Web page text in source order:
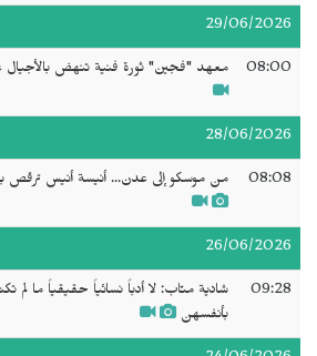
29/06/2026
08:00 معهد "فجين" ثورة فنية تنهض بالأجيال
28/06/2026
08:08 من موسكو إلى عدن... أنيسة أنيس ترقص
26/06/2026
09:28
شادية منّاب: لا أدباً نسائياً حقيقياً ما
بأنفسهن